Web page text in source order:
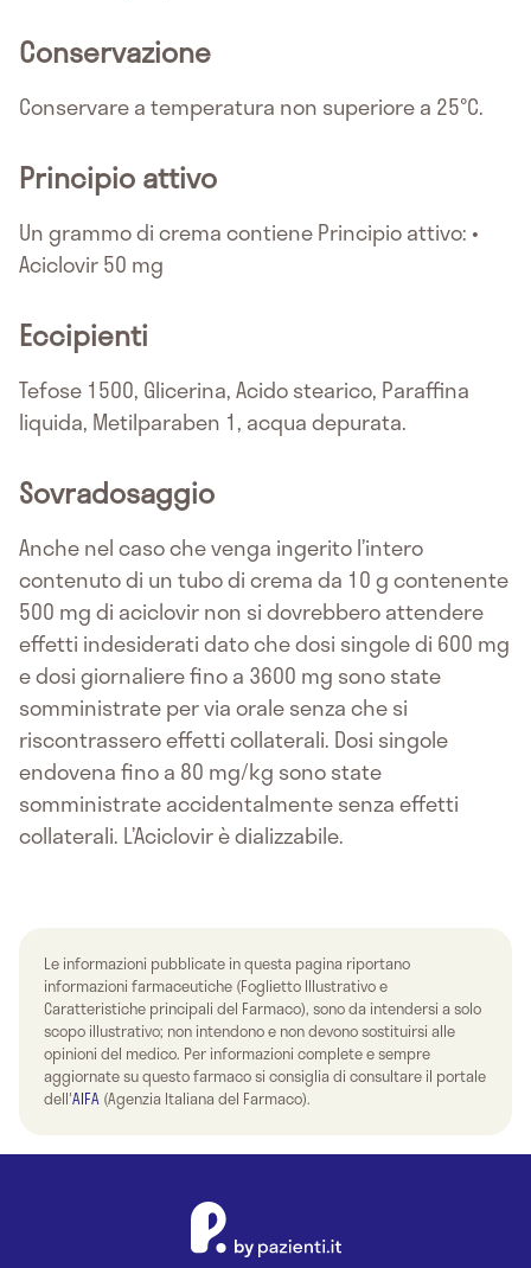
Conservazione
Conservare a temperatura non superiore a 25°C.
Principio attivo
Un grammo di crema contiene Principio attivo: •
Aciclovir 50 mg
Eccipienti
Tefose 1500, Glicerina, Acido stearico, Paraffina
liquida, Metilparaben 1, acqua depurata.
Sovradosaggio
Anche nel caso che venga ingerito l’intero
contenuto di un tubo di crema da 10 g contenente
500 mg di aciclovir non si dovrebbero attendere
effetti indesiderati dato che dosi singole di 600 mg
e dosi giornaliere fino a 3600 mg sono state
somministrate per via orale senza che si
riscontrassero effetti collaterali. Dosi singole
endovena fino a 80 mg/kg sono state
somministrate accidentalmente senza effetti
collaterali. L’Aciclovir è dializzabile.
Le informazioni pubblicate in questa pagina riportano
informazioni farmaceutiche (Foglietto Illustrativo e
Caratteristiche principali del Farmaco), sono da intendersi a solo
scopo illustrativo; non intendono e non devono sostituirsi alle
opinioni del medico. Per informazioni complete e sempre
aggiornate su questo farmaco si consiglia di consultare il portale
dell'AIFA (Agenzia Italiana del Farmaco).